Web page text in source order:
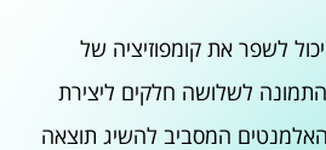
לשפר את קומפוזיציה של
לשלושה חלקים ליצירת
האלמנטים המסביב להשיג תוצאה